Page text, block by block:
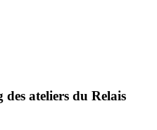
ateliers du Relais